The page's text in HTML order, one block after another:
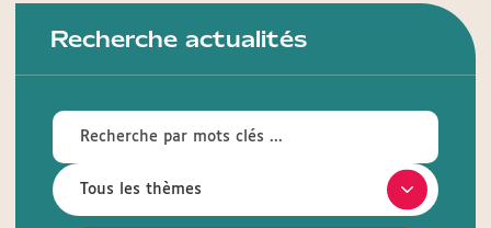
Recherche actualités